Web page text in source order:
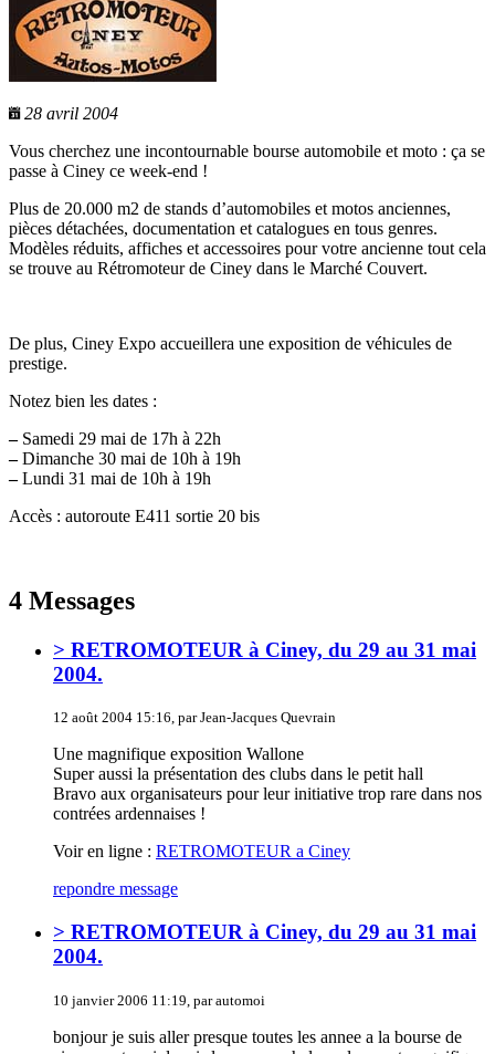
28 avril 2004
Vous cherchez une incontournable bourse automobile et moto : ça se
passe à Ciney ce week-end !
Plus de 20.000 m2 de stands d’automobiles et motos anciennes,
pièces détachées, documentation et catalogues en tous genres.
Modèles réduits, affiches et accessoires pour votre ancienne tout cela
se trouve au Rétromoteur de Ciney dans le Marché Couvert.
De plus, Ciney Expo accueillera une exposition de véhicules de
prestige.
Notez bien les dates :
–Samedi 29 mai de 17h à 22h
–Dimanche 30 mai de 10h à 19h
–Lundi 31 mai de 10h à 19h
Accès : autoroute E411 sortie 20 bis
4 Messages
> RETROMOTEUR à Ciney, du 29 au 31 mai
2004.
12 août 2004 15:16, par Jean-Jacques Quevrain
Une magnifique exposition Wallone
Super aussi la présentation des clubs dans le petit hall
Bravo aux organisateurs pour leur initiative trop rare dans nos
contrées ardennaises !
Voir en ligne : RETROMOTEUR a Ciney
repondre message
> RETROMOTEUR à Ciney, du 29 au 31 mai
2004.
10 janvier 2006 11:19, par automoi
bonjour je suis aller presque toutes les annee a la bourse de